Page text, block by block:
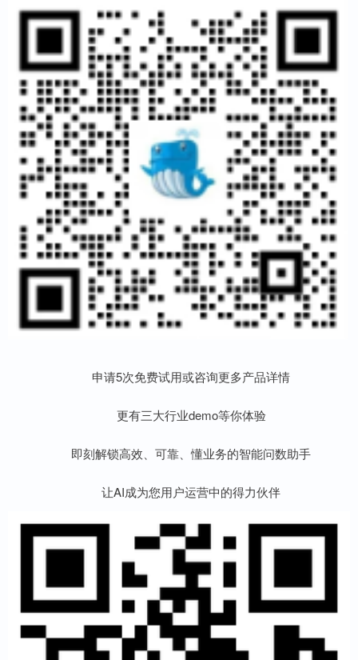
申请5次免费试用或咨询更多产品详情
更有三大行业demo等你体验
即刻解锁高效、可靠、懂业务的智能问数助手
让AI成为您用户运营中的得力伙伴